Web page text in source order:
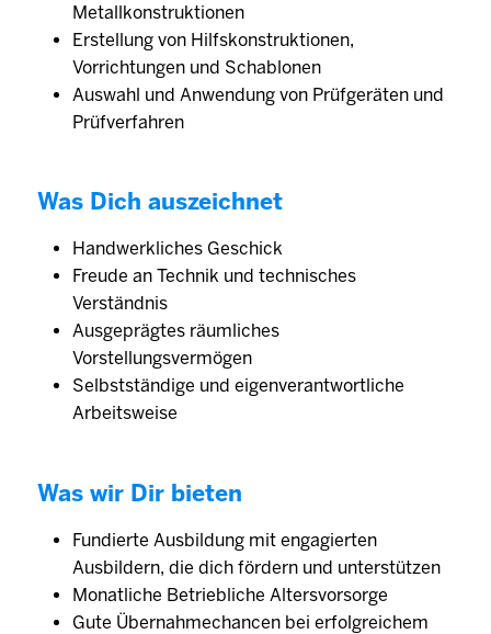
Metallkonstruktionen
Erstellung von Hilfskonstruktionen,
Vorrichtungen und Schablonen
Auswahl und Anwendung von Prüfgeräten und
Prüfverfahren
Was Dich auszeichnet
Handwerkliches Geschick
Freude an Technik und technisches
Verständnis
Ausgeprägtes räumliches
Vorstellungsvermögen
Selbstständige und eigenverantwortliche
Arbeitsweise
Was wir Dir bieten
Fundierte Ausbildung mit engagierten
Ausbildern, die dich fördern und unterstützen
Monatliche Betriebliche Altersvorsorge
Gute Übernahmechancen bei erfolgreichem